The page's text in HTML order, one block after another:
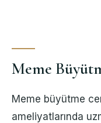
Meme
Meme büyütme
ameliyatlarında